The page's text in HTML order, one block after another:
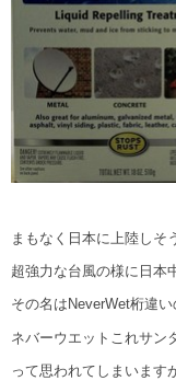
まもなく日本に上陸しそ
超強力な台風の様に日本
その名はNeverWet桁違
ネバーウエットこれサン
って思われてしまいます